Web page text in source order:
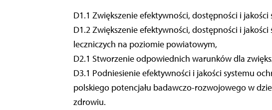
D1.1 Zwiększenie efektywności, dostępności i
D1.2 Zwiększenie efektywności, dostępności i
leczniczych na poziomie powiatowym,
D2.1 Stworzenie odpowiednich warunków dla
D3.1 Podniesienie efektywności i jakości systemu
polskiego potencjału badawczo-rozwojowego w
zdrowiu.